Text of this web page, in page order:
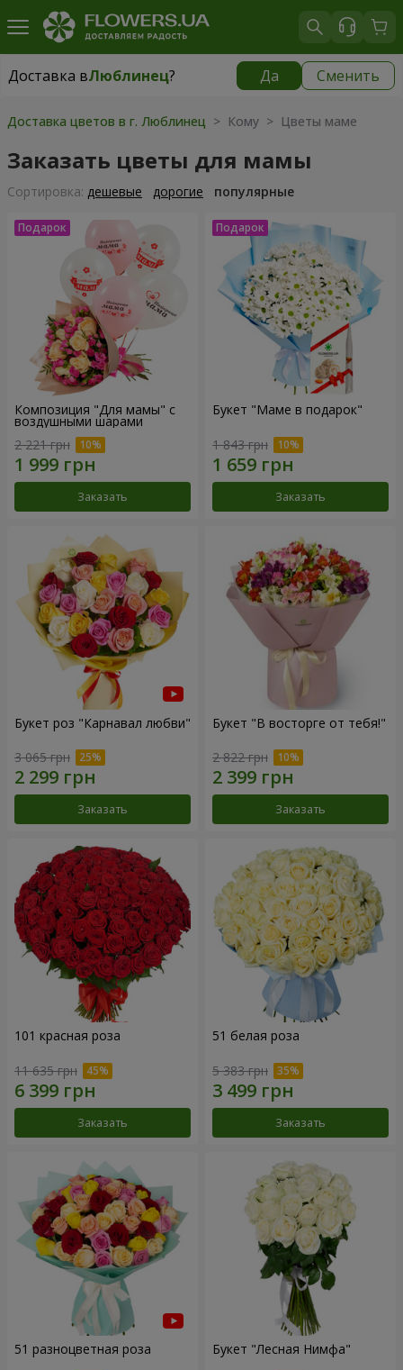
Доставка вЛюблинец? Да Сменить
Доставка вЛюблинец|
Доставка цветов в г. Люблинец > Кому > Цветы маме
Заказать цветы для мамы
Cортировка: дешевые дорогие популярные
Композиция "Для мамы" с
воздушными шарами
2 221 грн
Заказать
Букет "Маме в подарок"
1 843 грн
Заказать
Букет роз "Карнавал любви"
3 065 грн
Заказать
Букет "В восторге от тебя!"
2 822 грн
Заказать
101 красная роза
11 635 грн
Заказать
51 белая роза
5 383 грн
Заказать
51 разноцветная роза Букет "Лесная Нимфа"